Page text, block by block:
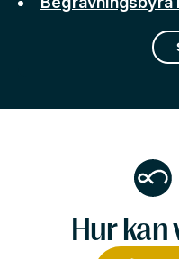
Hur kan